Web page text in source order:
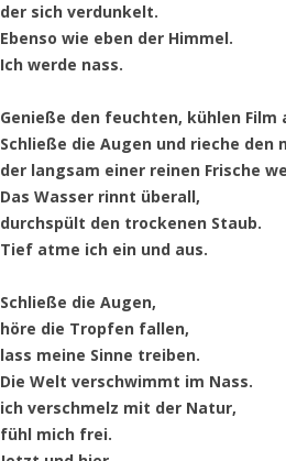
der sich verdunkelt.
Ebenso wie eben der Himmel.
Ich werde nass.
Genieße den feuchten, kühlen Film
Schließe die Augen und rieche den
der langsam einer reinen Frische
Das Wasser rinnt überall,
durchspült den trockenen Staub.
Tief atme ich ein und aus.
Schließe die Augen,
höre die Tropfen fallen,
lass meine Sinne treiben.
Die Welt verschwimmt im Nass.
ich verschmelz mit der Natur,
fühl mich frei.